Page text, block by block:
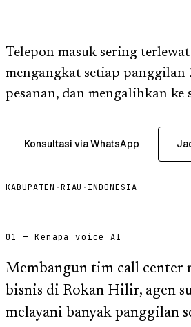
Telepon masuk sering
mengangkat setiap panggilan
pesanan, dan mengalihkan
Konsultasi via WhatsApp
KABUPATEN ·RIAU · INDONESIA
01 — Kenapa voice AI
Membangun tim call center
bisnis di Rokan Hilir, agen
melayani banyak panggilan